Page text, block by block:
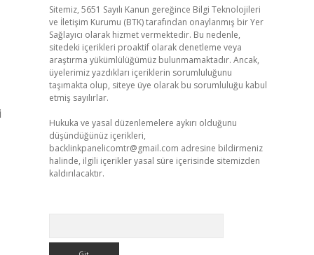
Sitemiz, 5651 Sayılı Kanun gereğince Bilgi Teknolojileri
ve İletişim Kurumu (BTK) tarafından onaylanmış bir Yer
Sağlayıcı olarak hizmet vermektedir. Bu nedenle,
sitedeki içerikleri proaktif olarak denetleme veya
araştırma yükümlülüğümüz bulunmamaktadır. Ancak,
üyelerimiz yazdıkları içeriklerin sorumluluğunu
taşımakta olup, siteye üye olarak bu sorumluluğu kabul
etmiş sayılırlar.
Hukuka ve yasal düzenlemelere aykırı olduğunu
düşündüğünüz içerikleri,
backlinkpanelicomtr@gmail.com adresine bildirmeniz
halinde, ilgili içerikler yasal süre içerisinde sitemizden
kaldırılacaktır.